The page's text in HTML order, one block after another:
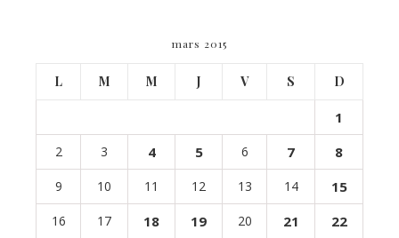
mars 2015
L M M J V S D
1
2 3 4 5 6 7 8
9 10 11 12 13 14 15
16 17 18 19 20 21 22